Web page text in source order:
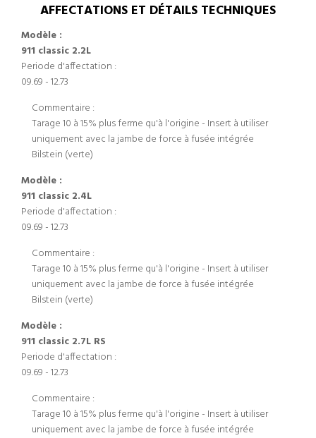
AFFECTATIONS ET DÉTAILS TECHNIQUES
Modèle :
911 classic 2.2L
Periode d'affectation :
09.69 - 12.73
Commentaire :
Tarage 10 à 15% plus ferme qu'à l'origine - Insert à utiliser
uniquement avec la jambe de force à fusée intégrée
Bilstein (verte)
Modèle :
911 classic 2.4L
Periode d'affectation :
09.69 - 12.73
Commentaire :
Tarage 10 à 15% plus ferme qu'à l'origine - Insert à utiliser
uniquement avec la jambe de force à fusée intégrée
Bilstein (verte)
Modèle :
911 classic 2.7L RS
Periode d'affectation :
09.69 - 12.73
Commentaire :
Tarage 10 à 15% plus ferme qu'à l'origine - Insert à utiliser
uniquement avec la jambe de force à fusée intégrée